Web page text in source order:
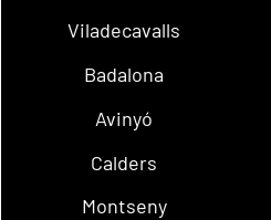
Viladecavalls
Badalona
Avinyó
Calders
Montseny